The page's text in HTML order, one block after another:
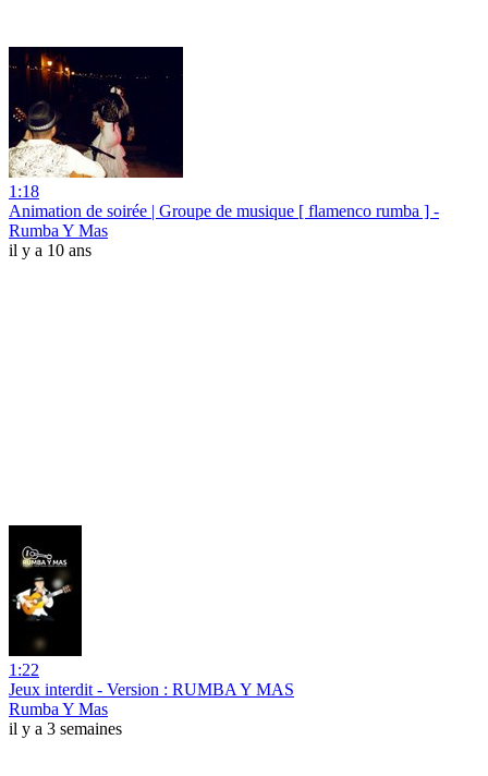
1:18
Animation de soirée | Groupe de musique [ flamenco rumba ] -
Rumba Y Mas
il y a 10 ans
1:22
Jeux interdit - Version : RUMBA Y MAS
Rumba Y Mas
il y a 3 semaines